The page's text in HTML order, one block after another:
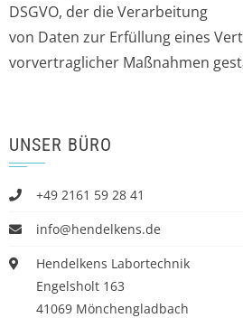
DSGVO, der die Verarbeitung
von Daten zur Erfüllung eines
vorvertraglicher Maßnahmen
UNSER BÜRO
+49 2161 59 28 41
info@hendelkens.de
Hendelkens Labortechnik
Engelsholt 163
41069 Mönchengladbach